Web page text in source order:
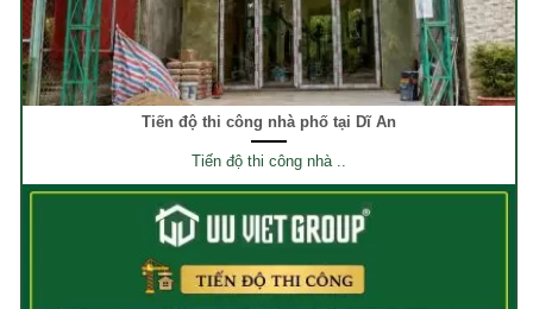
Tiến độ thi công nhà phố tại Dĩ An
Tiến độ thi công nhà ..